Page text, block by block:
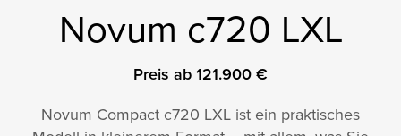
Novum c720 LXL
Preis ab 121.900 €
Novum Compact c720 LXL ist ein praktisches